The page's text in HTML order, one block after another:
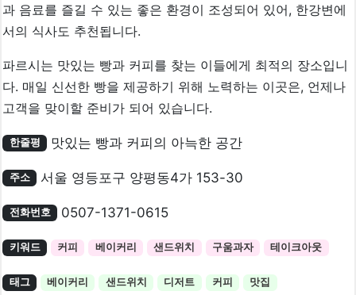
과 음료를 즐길 수 있는 좋은 환경이 조성되어 있어, 한강변에
서의 식사도 추천됩니다.
파르시는 맛있는 빵과 커피를 찾는 이들에게 최적의 장소입니
다. 매일 신선한 빵을 제공하기 위해 노력하는 이곳은, 언제나
고객을 맞이할 준비가 되어 있습니다.
한줄평 맛있는 빵과 커피의 아늑한 공간
주소 서울 영등포구 양평동4가 153-30
전화번호 0507-1371-0615
키워드 커피 베이커리 샌드위치 구움과자 테이크아웃
태그 베이커리 샌드위치 디저트 커피 맛집